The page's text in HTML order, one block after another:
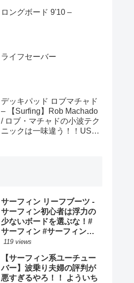
ロングボード 9'10 –
ライフセーバー
デッキパッド ロブマチャド
– 【Surfing】Rob Machado
/ ロブ・マチャドの小波テク
ニックは一味違う！！USオ
サーフィン リーフブーツ -
サーフィン初心者は浮力の
少ないボードを選ぶな！#
サーフィン #サーフィンス
クール #川畑友吾 #千葉 #湘
119 views
【サーフィン系ユーチュー
バー】波乗り夫婦の評判が
悪すぎるやろ！！ よういち